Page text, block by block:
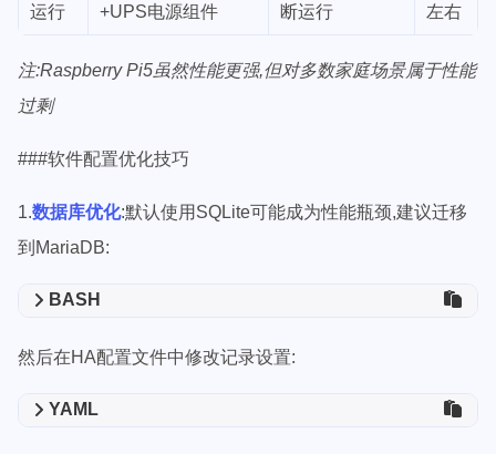
运行
+UPS电源组件
断运行
左右
注:Raspberry Pi5虽然性能更强,但对多数家庭场景属于性能
过剩
###软件配置优化技巧
1.数据库优化:默认使用SQLite可能成为性能瓶颈,建议迁移
到MariaDB:
BASH
然后在HA配置文件中修改记录设置:
YAML